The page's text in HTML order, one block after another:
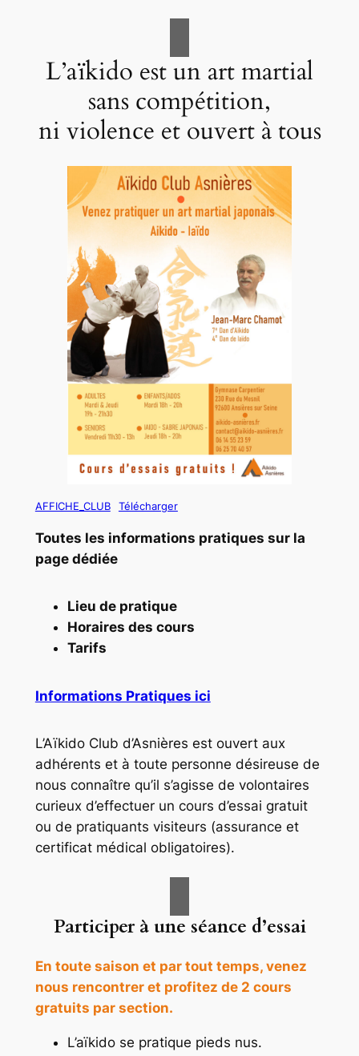
L’aïkido est un art martial
sans compétition,
ni violence et ouvert à tous
AFFICHE_CLUB Télécharger
Toutes les informations pratiques sur la
page dédiée
Lieu de pratique
Horaires des cours
Tarifs
Informations Pratiques ici
L’Aïkido Club d’Asnières est ouvert aux
adhérents et à toute personne désireuse de
nous connaître qu’il s’agisse de volontaires
curieux d’effectuer un cours d’essai gratuit
ou de pratiquants visiteurs (assurance et
certificat médical obligatoires).
Participer à une séance d’essai
En toute saison et par tout temps, venez
nous rencontrer et profitez de 2 cours
gratuits par section.
L’aïkido se pratique pieds nus.